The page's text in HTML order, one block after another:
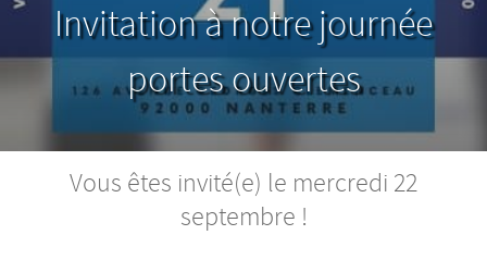
Invitation à notre journée
portes ouvertes
Vous êtes invité(e) le mercredi 22
septembre !